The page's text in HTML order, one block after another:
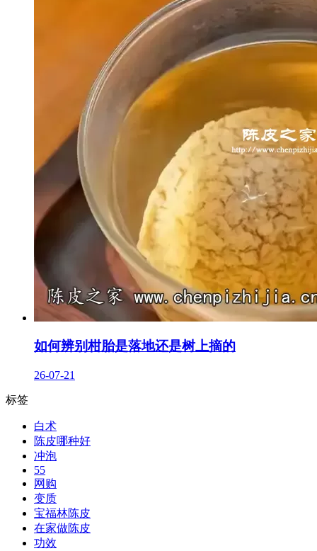
如何辨别柑胎是落地还是树上摘的
26-07-21
标签
白术
陈皮哪种好
冲泡
55
网购
变质
宝福林陈皮
在家做陈皮
功效